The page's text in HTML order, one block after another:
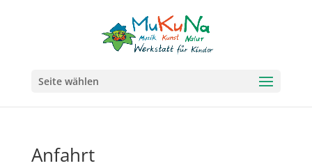
Seite wählen
Anfahrt